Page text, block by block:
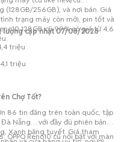
256GB), và nơi bán. Giá
trạng máy còn mới, pin tốt và
128GB cũ 99% có giá từ 4,6
lượng cập nhật 07/08/2026
triệu
triệu
Chợ Tốt?
86 tin đăng trên toàn quốc, tập
Đà Nẵng… với đầy đủ phiên bản
Xanh băng tuyết. Giá tham
Reno10 cũ nổi bật với màn